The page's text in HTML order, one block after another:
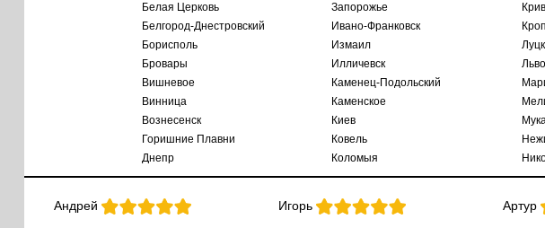
Белая Церковь
Белгород-Днестровский
Борисполь
Бровары
Вишневое
Винница
Вознесенск
Горишние Плавни
Днепр
Запорожье
Ивано-Франковск
Измаил
Илличевск
Каменец-Подольский
Каменское
Киев
Ковель
Коломыя
Луцк
Андрей Игорь Артур